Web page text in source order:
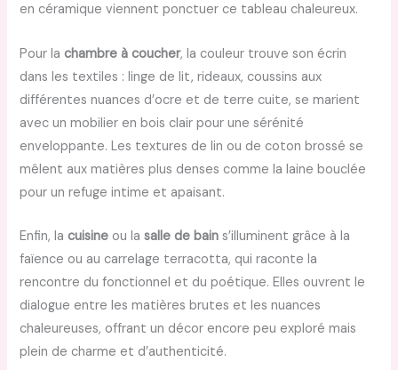
en céramique viennent ponctuer ce tableau chaleureux.
Pour lachambre à coucher, la couleur trouve son écrin
dans les textiles : linge de lit, rideaux, coussins aux
différentes nuances d’ocre et de terre cuite, se marient
avec un mobilier en bois clair pour une sérénité
enveloppante. Les textures de lin ou de coton brossé se
mêlent aux matières plus denses comme la laine bouclée
pour un refuge intime et apaisant.
Enfin, lacuisine ou lasalle de bain s’illuminent grâce à la
faïence ou au carrelage terracotta, qui raconte la
rencontre du fonctionnel et du poétique. Elles ouvrent le
dialogue entre les matières brutes et les nuances
chaleureuses, offrant un décor encore peu exploré mais
plein de charme et d’authenticité.